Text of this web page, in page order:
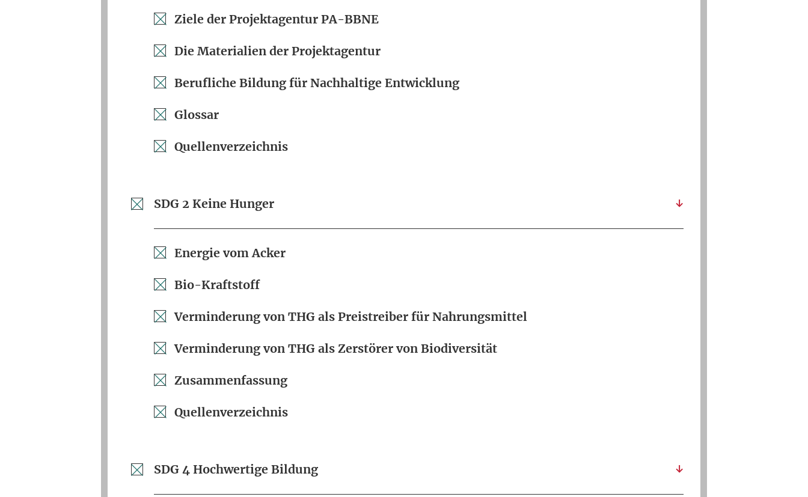
Ziele der Projektagentur PA-BBNE
Die Materialien der Projektagentur
Berufliche Bildung für Nachhaltige Entwicklung
Glossar
Quellenverzeichnis
SDG 2 Keine Hunger
Energie vom Acker
Bio-Kraftstoff
Verminderung von THG als Preistreiber für Nahrungsmittel
Verminderung von THG als Zerstörer von Biodiversität
Zusammenfassung
Quellenverzeichnis
SDG 4 Hochwertige Bildung